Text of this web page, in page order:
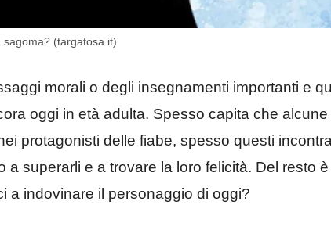
(targatosa.it)
morali o degli insegnamenti importanti e
oggi in età adulta. Spesso capita che
protagonisti delle fiabe, spesso questi
a superarli e a trovare la loro felicità. Del resto
a indovinare il personaggio di oggi?